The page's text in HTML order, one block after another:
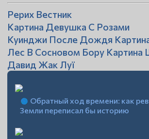
Рерих Вестник
Картина Девушка С Розами
Куинджи После Дождя
Лес В Сосновом Бору Картина
Давид Жак Луї
Обратный ход времени: как
Земли переписал бы историю